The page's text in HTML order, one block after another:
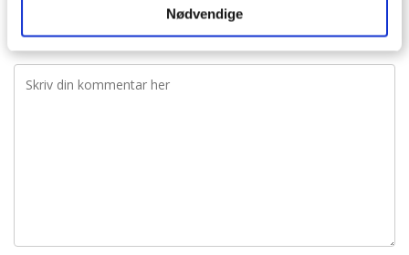
Nødvendige
VIS ALLE 9 KOMMENTARER